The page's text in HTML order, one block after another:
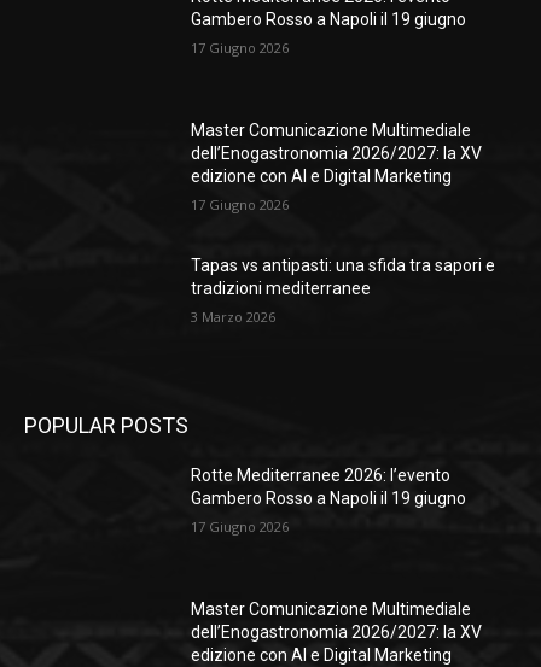
Gambero Rosso a Napoli il 19 giugno
17 Giugno 2026
Master Comunicazione Multimediale
dell’Enogastronomia 2026/2027: la XV
edizione con AI e Digital Marketing
17 Giugno 2026
Tapas vs antipasti: una sfida tra sapori e
tradizioni mediterranee
3 Marzo 2026
POPULAR POSTS
Rotte Mediterranee 2026: l’evento
Gambero Rosso a Napoli il 19 giugno
17 Giugno 2026
Master Comunicazione Multimediale
dell’Enogastronomia 2026/2027: la XV
edizione con AI e Digital Marketing